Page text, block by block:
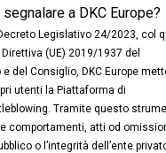
a DKC Europe?
Legislativo 24/2023, col
Direttiva (UE) 2019/1937 del
del Consiglio, DKC Europe
utenti la Piattaforma di
Tramite questo
comportamenti, atti od
o l’integrità dell’ente